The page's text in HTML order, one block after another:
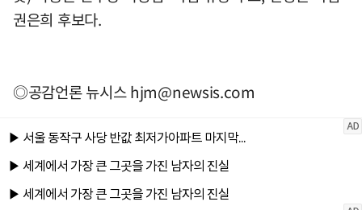
권은희 후보다.
◎공감언론 뉴시스hjm@newsis.com